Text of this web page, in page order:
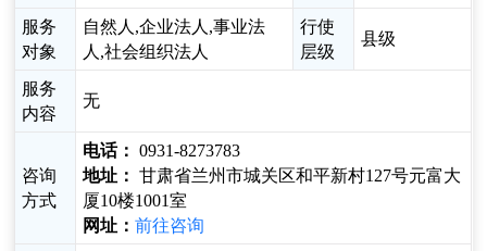
服务
对象
自然人,企业法人,事业法
人,社会组织法人
行使
层级
县级
服务
内容
无
咨询
方式
电话： 0931-8273783
地址： 甘肃省兰州市城关区和平新村127号元富大
厦10楼1001室
网址：前往咨询